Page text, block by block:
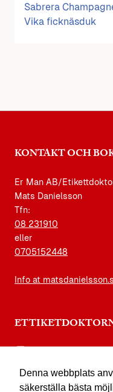
Denna webbplats
säkerställa bästa
Sabrera
Vika ficknäsduk
KONTAKT OCH
Er Man AB/
Mats Danielsson
Tfn:
08 231910
eller
0705152448
Info at
facebook.com/